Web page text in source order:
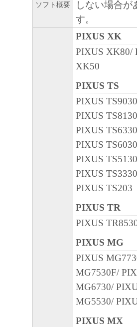
ザーの特定の目的
用であること、ま
と、その他本ソフ
しません。
キヤノン、キヤノ
よびキヤノンのラ
に付随または関連
ソフト概要
しない場合が
す。
PIXUS XK
PIXUS XK80/
XK50
PIXUS TS
PIXUS
PIXUS
PIXUS
PIXUS
PIXUS
PIXUS
PIXUS TS203
PIXUS TR
PIXUS
PIXUS MG
PIXUS
MG7530F/
MG6730/
MG5530/
PIXUS MX